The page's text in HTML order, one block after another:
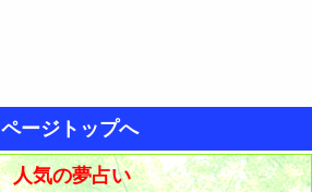
ページトップへ
人気の夢占い